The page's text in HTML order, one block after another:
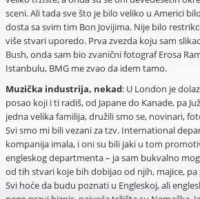
sceni. Ali tada sve što je bilo veliko u Americi
dosta sa svim tim Bon Jovijima. Nije bilo
više stvari uporedo. Prva zvezda koju sam
Bush, onda sam bio zvanični fotograf Erosa
Istanbulu, BMG me zvao da idem tamo.
Muzička industrija, nekad: U London je
posao koji i ti radiš, od Japane do Kanade, pa
jedna velika familija, družili smo se, novinari,
Svi smo mi bili vezani za tzv. International
kompanija imala, i oni su bili jaki u tom
engleskog departmenta – ja sam bukvalno
od tih stvari koje bih dobijao od njih, majice,
Svi hoće da budu poznati u Engleskoj, ali